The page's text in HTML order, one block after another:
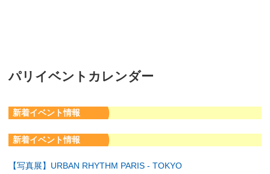
パリイベントカレンダー
新着イベント情報
新着イベント情報
【写真展】URBAN RHYTHM PARIS - TOKYO